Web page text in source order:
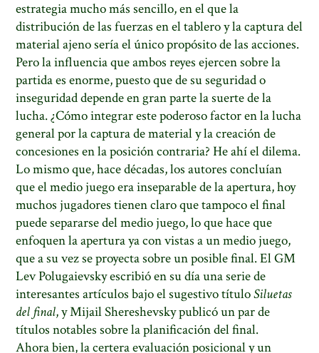
estrategia mucho más sencillo, en el que la
distribución de las fuerzas en el tablero y la captura del
material ajeno sería el único propósito de las acciones.
Pero la influencia que ambos reyes ejercen sobre la
partida es enorme, puesto que de su seguridad o
inseguridad depende en gran parte la suerte de la
lucha. ¿Cómo integrar este poderoso factor en la lucha
general por la captura de material y la creación de
concesiones en la posición contraria? He ahí el dilema.
Lo mismo que, hace décadas, los autores concluían
que el medio juego era inseparable de la apertura, hoy
muchos jugadores tienen claro que tampoco el final
puede separarse del medio juego, lo que hace que
enfoquen la apertura ya con vistas a un medio juego,
que a su vez se proyecta sobre un posible final. El GM
Lev Polugaievsky escribió en su día una serie de
interesantes artículos bajo el sugestivo títuloSiluetas
del final, y Mijail Shereshevsky publicó un par de
títulos notables sobre la planificación del final.
Ahora bien, la certera evaluación posicional y un